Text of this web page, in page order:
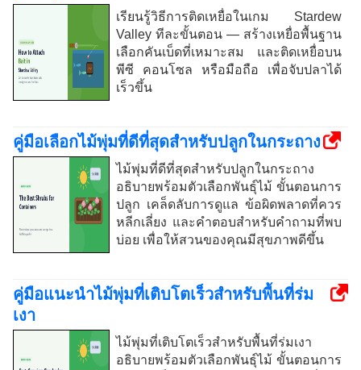
เรียนรู้วิธีการติดเหยื่อในเกม Stardew
Valley ทีละขั้นตอน — สร้างเหยื่อพื้นฐาน
เลือกคันเบ็ดที่เหมาะสม และติดเหยื่อบน
พีซี คอนโซล หรือมือถือ เพื่อจับปลาได้
เร็วขึ้น
คู่มือเลือกไม้พุ่มที่ดีที่สุดสำหรับปลูกในกระถาง
ไม้พุ่มที่ดีที่สุดสำหรับปลูกในกระถาง
อธิบายพร้อมตัวเลือกพันธุ์ไม้ ขั้นตอนการ
ปลูก เคล็ดลับการดูแล ข้อผิดพลาดที่ควร
หลีกเลี่ยง และคำตอบสำหรับคำถามที่พบ
บ่อย เพื่อให้สวนของคุณมีสุขภาพดีขึ้น
คู่มือแนะนำไม้พุ่มที่เติบโตเร็วสำหรับพื้นที่ร่ม
เงา
ไม้พุ่มที่เติบโตเร็วสำหรับพื้นที่ร่มเงา
อธิบายพร้อมตัวเลือกพันธุ์ไม้ ขั้นตอนการ